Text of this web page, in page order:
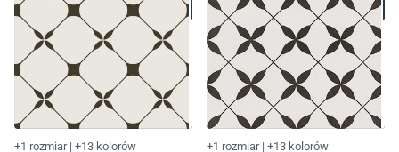
+1 rozmiar | +13 kolorów +1 rozmiar | +13 kolorów